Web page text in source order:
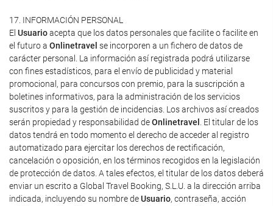
17. INFORMACIÓN PERSONAL
El Usuarioacepta que los datos personales que facilite o facilite en
el futuro a Onlinetravel se incorporen a un fichero de datos de
carácter personal. La información así registrada podrá utilizarse
con fines estadísticos, para el envío de publicidad y material
promocional, para concursos con premio, para la suscripción a
boletines informativos, para la administración de los servicios
suscritos y para la gestión de incidencias. Los archivos así creados
serán propiedad y responsabilidad deOnlinetravel
. El titular de los
datos tendrá en todo momento el derecho de acceder al registro
automatizado para ejercitar los derechos de rectificación,
cancelación o oposición, en los términos recogidos en la legislación
de protección de datos. A tales efectos, el titular de los datos deberá
enviar un escrito a Global Travel Booking, S.L.U. a la dirección arriba
indicada, incluyendo su nombre deUsuario, contraseña, acción